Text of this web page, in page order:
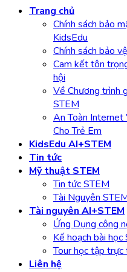
Trang chủ
Chính sách bảo
KidsEdu
Chính sách bảo
Cam kết tôn
hội
Về Chương trình
STEM
An Toàn Internet
Cho Trẻ Em
KidsEdu AI+STEM
Tin tức
Mỹ thuật STEM
Tin tức STEM
Tài Nguyên
Tài nguyên AI+STEM
Ứng Dụng công
Kế hoạch bài
Tour học tập trực
Liên hệ